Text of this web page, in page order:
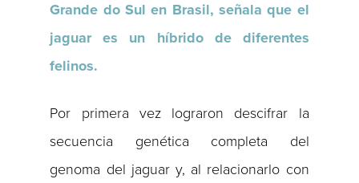
Grande do Sul en Brasil, señala que el
jaguar es un híbrido de diferentes
felinos.
Por primera vez lograron descifrar la
secuencia genética completa del
genoma del jaguar y, al relacionarlo con